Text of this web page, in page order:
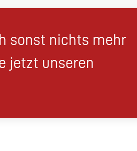
sonst nichts mehr
jetzt unseren